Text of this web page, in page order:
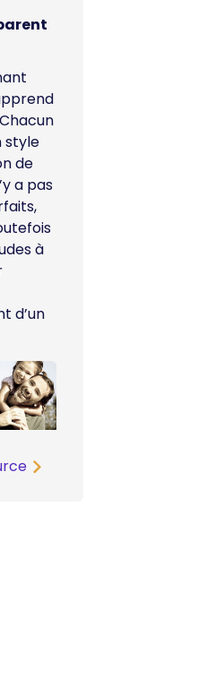
style
de
a pas
à
d’un